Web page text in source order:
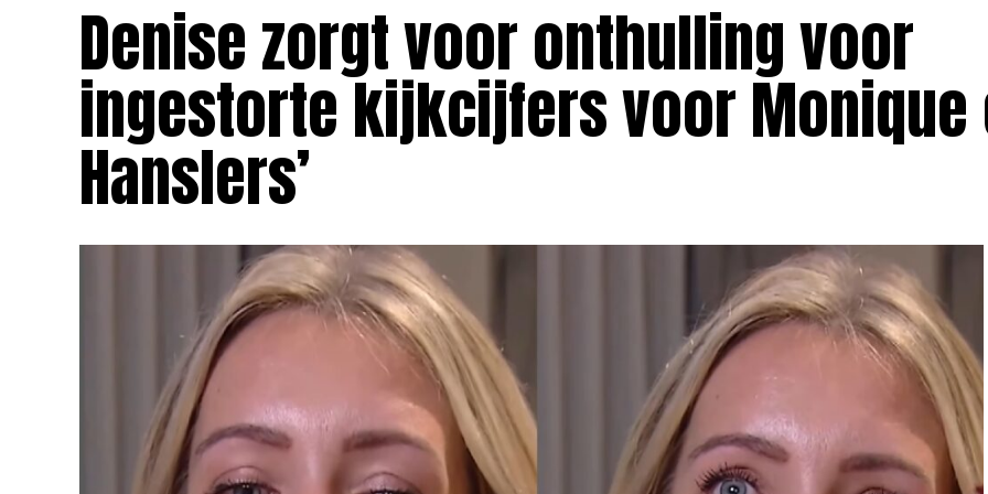
Denise zorgt voor onthulling voor
ingestorte kijkcijfers voor Monique
Hanslers’